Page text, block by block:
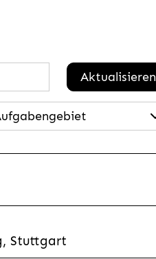
Aktualisieren
Stuttgart